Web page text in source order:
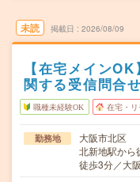
未読 掲載日 2026/08/09
【在宅メイン
関する受信問合
職種未経験OK 在宅・リ
勤務地
大阪市北区
北新地駅から
徒歩3分／大